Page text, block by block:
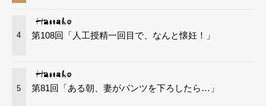
4 第108回「人工授精一回目で、なんと懐妊！」
5 第81回「ある朝、妻がパンツを下ろしたら…」